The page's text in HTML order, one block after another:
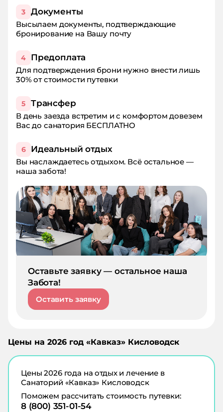
3 Документы
Высылаем документы, подтверждающие
бронирование на Вашу почту
4 Предоплата
Для подтверждения брони нужно внести лишь
30% от стоимости путевки
5 Трансфер
В день заезда встретим и с комфортом довезем
Вас до санатория БЕСПЛАТНО
6 Идеальный отдых
Вы наслаждаетесь отдыхом. Всё остальное —
наша забота!
Оставьте заявку — остальное наша
Забота!
Оставить заявку
Цены на 2026 год «Кавказ» Кисловодск
Цены2026года на отдых и лечение в
Санаторий «Кавказ» Кисловодск
Поможем рассчитать стоимость путевки:
8 (800) 351-01-54